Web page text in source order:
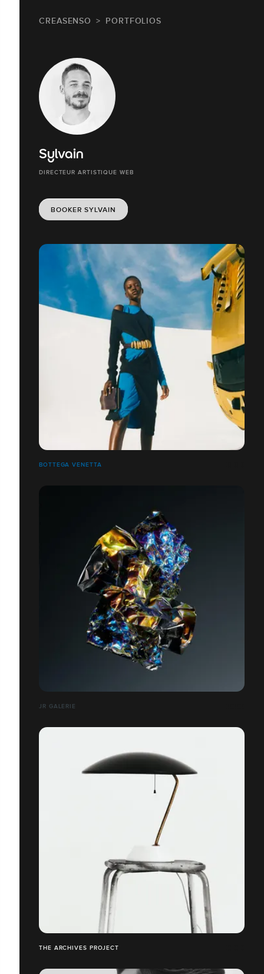
CREASENSO PORTFOLIOS
Sylvain
DIRECTEUR ARTISTIQUE WEB
BOOKER SYLVAIN
BOTTEGA VENETTA
JR GALERIE
THE ARCHIVES PROJECT